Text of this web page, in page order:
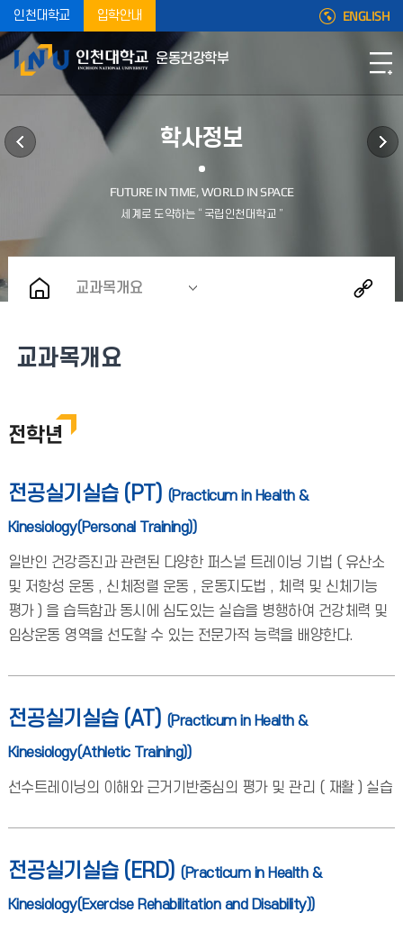
인천대학교 입학안내 ENGLISH
운동건강학부
학사정보
교과목개요
교과목개요
전학년
전공실기실습 (PT) (Practicum in Health &
Kinesiology(Personal Training))
일반인 건강증진과 관련된 다양한 퍼스널 트레이닝 기법 ( 유산소
및 저항성 운동 , 신체정렬 운동 , 운동지도법 , 체력 및 신체기능
평가 ) 을 습득함과 동시에 심도있는 실습을 병행하여 건강체력 및
임상운동 영역을 선도할 수 있는 전문가적 능력을 배양한다.
전공실기실습 (AT) (Practicum in Health &
Kinesiology(Athletic Training))
선수트레이닝의 이해와 근거기반중심의 평가 및 관리 ( 재활 ) 실습
전공실기실습 (ERD) (Practicum in Health &
Kinesiology(Exercise Rehabilitation and Disability))